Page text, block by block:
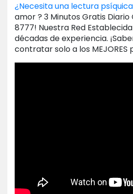
¿Necesita una lectura
amor ? 3 Minutos Gratis
8777! Nuestra Red
décadas de experiencia.
contratar solo a los MEJORES